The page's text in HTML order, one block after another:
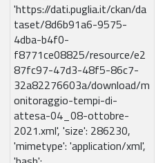
'https://dati.puglia.it/ckan/da
taset/8d6b91a6-9575-
4dba-b4f0-
f8771ce08825/resource/e2
87fc97-47d3-48f5-86c7-
32a82276603a/download/m
onitoraggio-tempi-di-
attesa-04_08-ottobre-
2021.xml', 'size': 286230,
'mimetype': 'application/xml',